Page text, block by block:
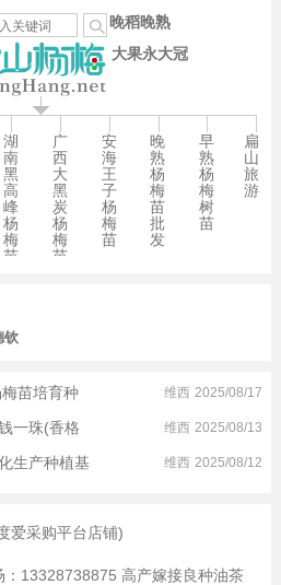
晚稻晚熟
大果永大冠
湖
南
黑
高
峰
杨
梅
苗
广
西
大
黑
炭
杨
梅
苗
安
海
王
子
杨
梅
苗
晚
熟
杨
梅
苗
批
发
早
熟
杨
梅
树
苗
扁
山
旅
游
钦
2025/08/17
12:45
维西
苗培育种
2025/08/13
11:25
维西
一珠(香格
2025/08/12
维西
生产种植基
爱采购平台店铺)
13328738875 高产嫁接良种油茶